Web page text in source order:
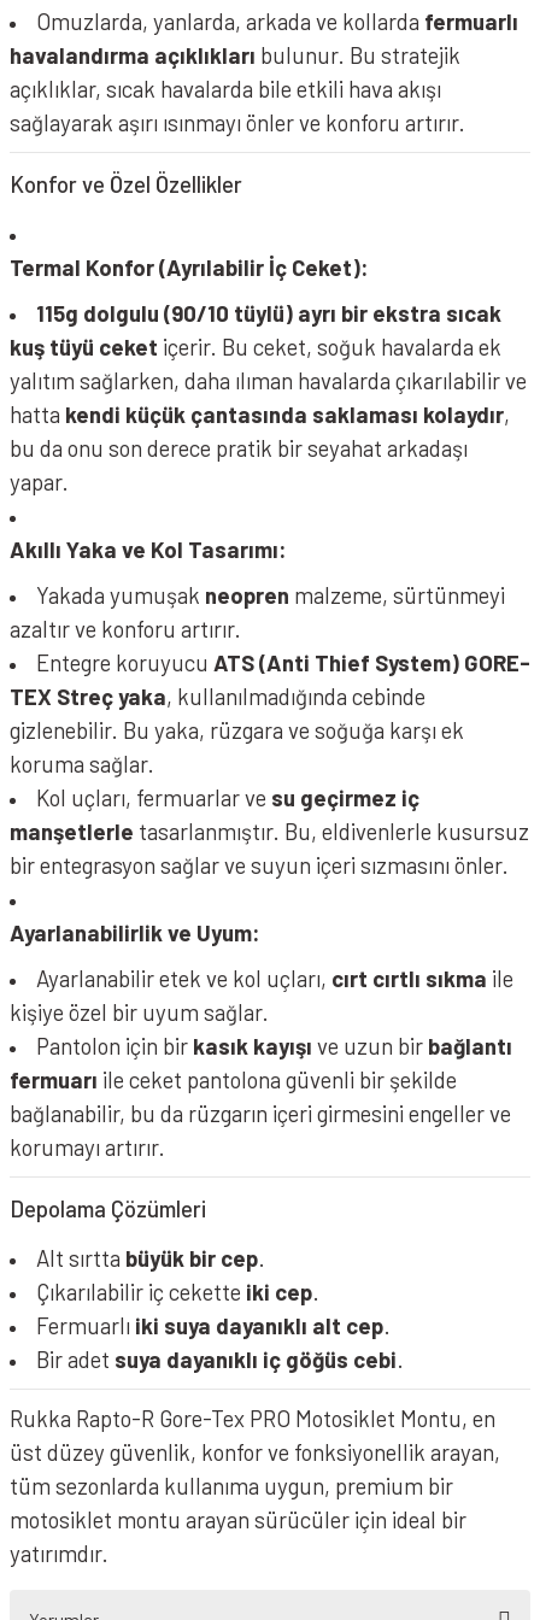
Omuzlarda, yanlarda, arkada ve kollarda fermuarlı
havalandırma açıklıkları bulunur. Bu stratejik
açıklıklar, sıcak havalarda bile etkili hava akışı
sağlayarak aşırı ısınmayı önler ve konforu artırır.
Konfor ve Özel Özellikler
Termal Konfor (Ayrılabilir İç Ceket):
115g dolgulu (90/10 tüylü) ayrı bir ekstra sıcak
kuş tüyü ceket içerir. Bu ceket, soğuk havalarda ek
yalıtım sağlarken, daha ılıman havalarda çıkarılabilir ve
hatta kendi küçük çantasında saklaması kolaydır,
bu da onu son derece pratik bir seyahat arkadaşı
yapar.
Akıllı Yaka ve Kol Tasarımı:
Yakada yumuşak neopren malzeme, sürtünmeyi
azaltır ve konforu artırır.
Entegre koruyucu ATS (Anti Thief System) GORE-
TEX Streç yaka, kullanılmadığında cebinde
gizlenebilir. Bu yaka, rüzgara ve soğuğa karşı ek
koruma sağlar.
Kol uçları, fermuarlar ve su geçirmez iç
manşetlerle tasarlanmıştır. Bu, eldivenlerle kusursuz
bir entegrasyon sağlar ve suyun içeri sızmasını önler.
Ayarlanabilirlik ve Uyum:
Ayarlanabilir etek ve kol uçları, cırt cırtlı sıkma ile
kişiye özel bir uyum sağlar.
Pantolon için bir kasık kayışı ve uzun bir bağlantı
fermuarı ile ceket pantolona güvenli bir şekilde
bağlanabilir, bu da rüzgarın içeri girmesini engeller ve
korumayı artırır.
Depolama Çözümleri
Alt sırtta büyük bir cep.
Çıkarılabilir iç cekette iki cep.
Fermuarlı iki suya dayanıklı alt cep.
Bir adet suya dayanıklı iç göğüs cebi.
Rukka Rapto-R Gore-Tex PRO Motosiklet Montu, en
üst düzey güvenlik, konfor ve fonksiyonellik arayan,
tüm sezonlarda kullanıma uygun, premium bir
motosiklet montu arayan sürücüler için ideal bir
yatırımdır.